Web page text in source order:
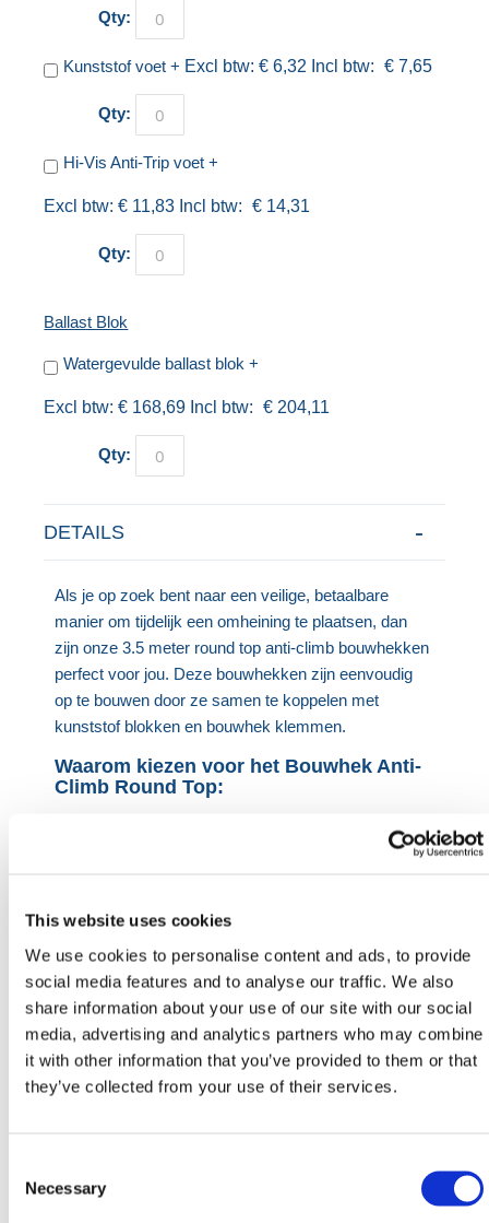
This website uses cookies
We use cookies to personalise content and ads, to provide
social media features and to analyse our traffic. We also
share information about your use of our site with our social
media, advertising and analytics partners who may combine
it with other information that you’ve provided to them or that
they’ve collected from your use of their services.
Selection
Necessary
Qty:
Kunststof voet + € 6,32 € 7,65
Qty:
Hi-Vis Anti-Trip voet +
€ 11,83 € 14,31
Qty:
Ballast Blok
Watergevulde ballast blok +
€ 168,69 € 204,11
Qty:
DETAILS
Als je op zoek bent naar een veilige, betaalbare
manier om tijdelijk een omheining te plaatsen, dan
zijn onze 3.5 meter round top anti-climb bouwhekken
perfect voor jou. Deze bouwhekken zijn eenvoudig
op te bouwen door ze samen te koppelen met
kunststof blokken en bouwhek klemmen.
Waarom kiezen voor het Bouwhek Anti-
Climb Round Top:
leveranciers te worden van veiligere hekwerken. De
zijn de zwakste plekken van het hek. Dat wil zeggen
dat deze hekken vier potentiele zwakke plekken
hebben. Een Round Top bouwhek elimineert twee
van deze zwakke plekken door twee in plaats van
vier stukken buis te gebruiken om het frame van het
bouwhek te vormen.
Waar worden Anti-Climb bouwhekken